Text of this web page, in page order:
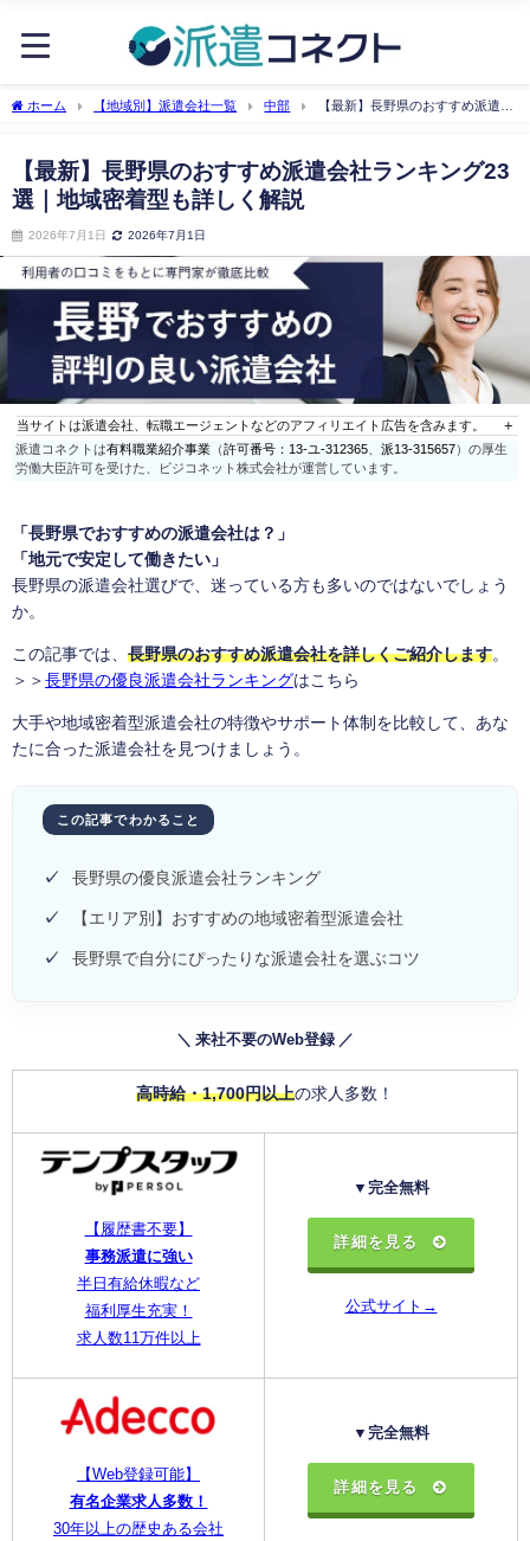
ホーム 【地域別】派遣会社一覧 中部
【最新】長野県のおすすめ派遣会
【最新】長野県のおすすめ派遣会社ランキング23
選｜地域密着型も詳しく解説
2026年7月1日 2026年7月1日
当サイトは派遣会社、転職エージェントなどのアフィリエイト広告を含みます。
派遣コネクトは有料職業紹介事業 （許可番号：13-ユ-312365 派13-315657）の厚生
労働大臣許可を受けた、ビジコネット株式会社が運営しています。
「長野県でおすすめの派遣会社は？」
「地元で安定して働きたい」
長野県の派遣会社選びで、迷っている方も多いのではないでしょう
か。
この記事では、 長野県のおすすめ派遣会社を詳しくご紹介します
＞＞ 長野県の優良派遣会社ランキングはこちら
大手や地域密着型派遣会社の特徴やサポート体制を比較して、あな
たに合った派遣会社を見つけましょう。
この記事でわかること
✓ 長野県の優良派遣会社ランキング
✓ 【エリア別】おすすめの地域密着型派遣会社
✓ 長野県で自分にぴったりな派遣会社を選ぶコツ
＼ 来社不要のWeb登録 ／
高時給・1,700円以上の求人多数！
【履歴書不要】
事務派遣に強い
半日有給休暇など
福利厚生充実！
求人数11万件以上
▼完全無料
詳細を見る
公式サイト→
【Web登録可能】
有名企業求人多数！
30年以上の歴史ある会社
▼完全無料
詳細を見る